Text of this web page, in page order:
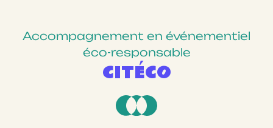
Accompagnement en événementiel
éco-responsable
CITÉCO